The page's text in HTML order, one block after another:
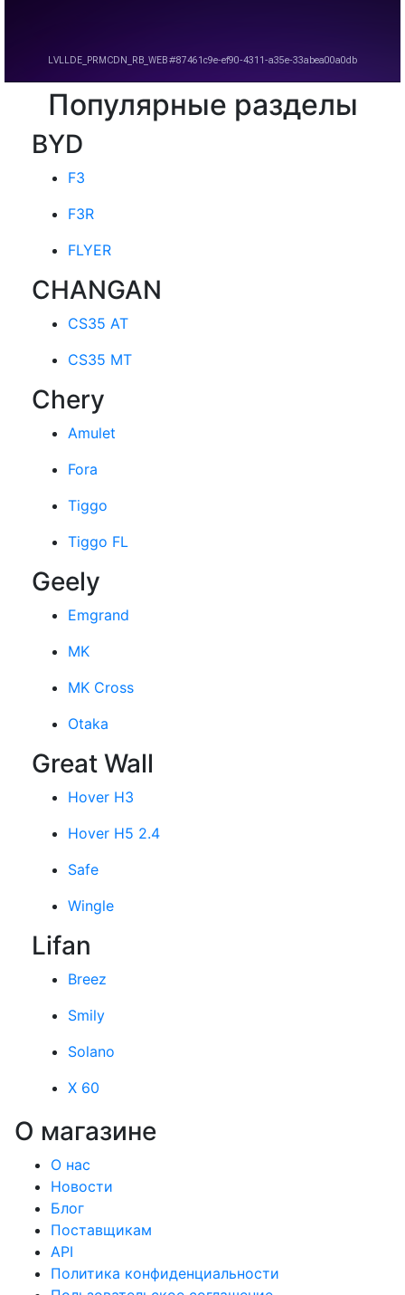
Популярные разделы
BYD
F3
F3R
FLYER
CHANGAN
CS35 AT
CS35 MT
Chery
Amulet
Fora
Tiggo
Tiggo FL
Geely
Emgrand
MK
MK Cross
Otaka
Great Wall
Hover H3
Hover H5 2.4
Safe
Wingle
Lifan
Breez
Smily
Solano
X 60
О магазине
О нас
Новости
Блог
Поставщикам
API
Политика конфиденциальности